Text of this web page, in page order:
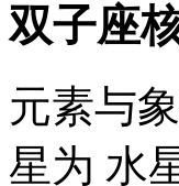
双子座
元素与
星为 水